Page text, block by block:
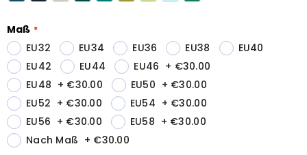
Maß
EU32
EU34 EU36 EU38
EU40
EU42
EU44 EU46 + €30.00
EU48 + €30.00 EU50 + €30.00
EU52 + €30.00 EU54 + €30.00
EU56 + €30.00 EU58 + €30.00
Nach Maß + €30.00